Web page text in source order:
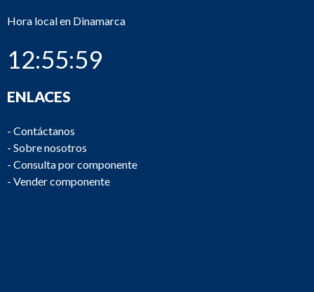
Hora local en Dinamarca
12:55:59
ENLACES
- Contáctanos
- Sobre nosotros
- Consulta por componente
- Vender componente